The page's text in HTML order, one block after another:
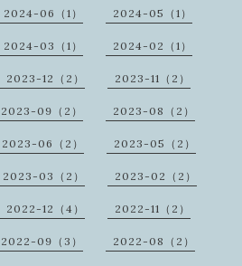
2024-06（1） 2024-05（1）
2024-03（1） 2024-02（1）
2023-12（2） 2023-11（2）
2023-09（2） 2023-08（2）
2023-06（2） 2023-05（2）
2023-03（2） 2023-02（2）
2022-12（4） 2022-11（2）
2022-09（3） 2022-08（2）